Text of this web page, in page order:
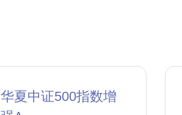
华夏中证500指数增